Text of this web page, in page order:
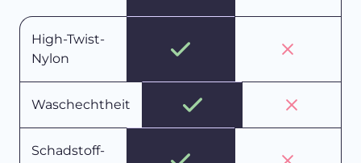
High-Twist-
Nylon
Waschechtheit
Schadstoff-